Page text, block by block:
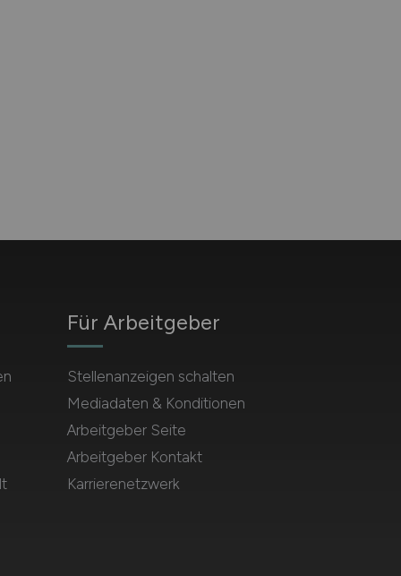
Für Arbeitgeber
Stellenanzeigen schalten
Mediadaten & Konditionen
Arbeitgeber Seite
Arbeitgeber Kontakt
Karrierenetzwerk